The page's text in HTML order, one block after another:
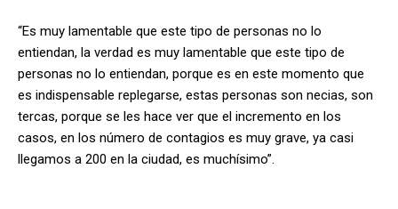
“Es muy lamentable que este tipo de personas no lo
entiendan, la verdad es muy lamentable que este tipo de
personas no lo entiendan, porque es en este momento que
es indispensable replegarse, estas personas son necias, son
tercas, porque se les hace ver que el incremento en los
casos, en los número de contagios es muy grave, ya casi
llegamos a 200 en la ciudad, es muchísimo”.